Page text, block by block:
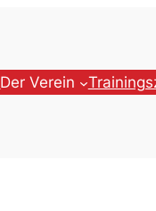
Der Verein